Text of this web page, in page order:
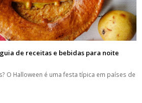
de receitas e bebidas para noite
O Halloween é uma festa típica em países de